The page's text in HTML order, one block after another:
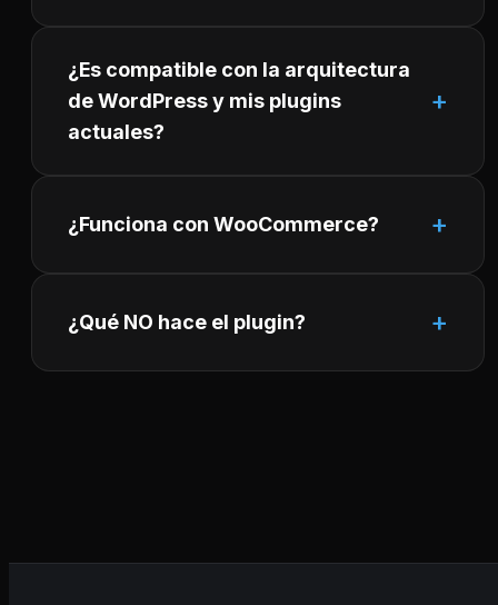
¿Es compatible con la arquitectura
de WordPress y mis plugins
actuales?
¿Funciona con WooCommerce?
¿Qué NO hace el plugin?